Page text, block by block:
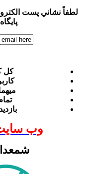
لطفاً نشاني پست
كل
تمام
بازديد 24 ساعت قبل: 3678 بازدید
وب